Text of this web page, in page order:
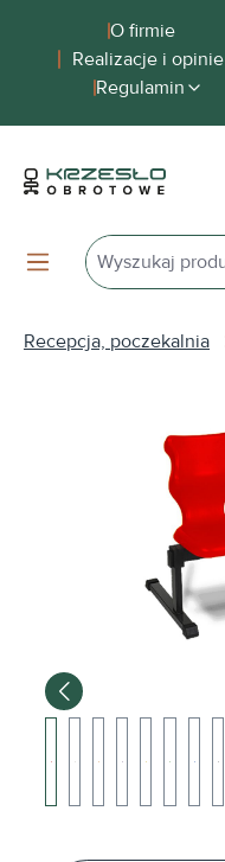
zawartościO firmie
Realizacje i opinie
Regulamin
Recepcja, poczekalnia